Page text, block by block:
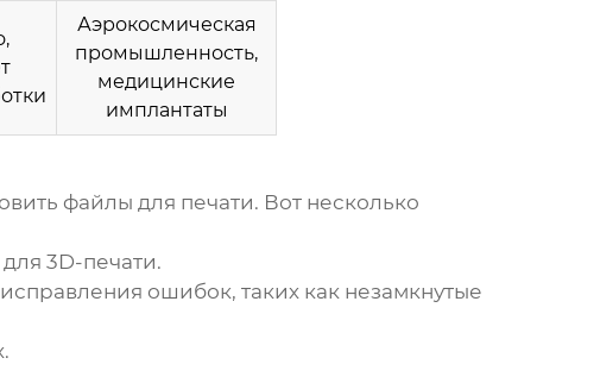
Аэрокосмическая
промышленность,
медицинские
имплантаты
файлы для печати. Вот несколько
3D-печати.
ошибок, таких как незамкнутые